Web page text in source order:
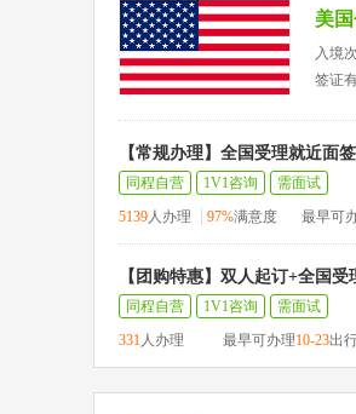
美
入境
签证
【常规办理】全国受理就近面
同程自营
1V1咨询
需面试
5139人办理 97%满意度 最早可
【团购特惠】双人起订+全国
同程自营
1V1咨询
需面试
331人办理 最早可办理10-23出